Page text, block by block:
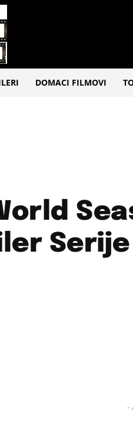
DOMACI FILMOVI
Serije
-